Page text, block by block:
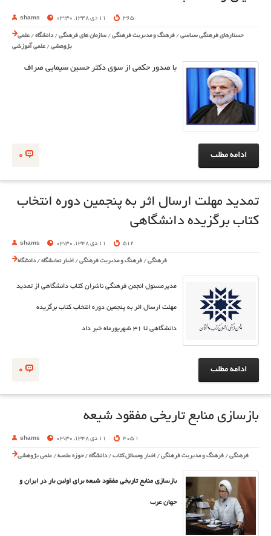
shams 11 دی 1348, 03:30 365
جستارهای فرهنگی سیاسی / فرهنگ و مدیریت فرهنگی / سازمان های فرهنگی /دانشگاه / علمی
پژوهشی / علمی آموزشی
با صدور حکمی از سوی دکتر حسین سیمایی صراف
0 ادامه مطلب
تمدید مهلت ارسال اثر به پنجمین دوره انتخاب
کتاب برگزیده دانشگاهی
shams 11 دی 1348, 03:30 512
فرهنگی / فرهنگ و مدیریت فرهنگی / اخبار نمایشگاه /دانشگاه
مدیرمسئول انجمن فرهنگی ناشران کتاب دانشگاهی از تمدید
مهلت ارسال اثر به پنجمین دوره انتخاب کتاب برگزیده
دانشگاهی تا ۳۱ شهریورماه خبر داد
0 ادامه مطلب
بازسازی منابع تاریخی مفقود شیعه
shams 11 دی 1348, 03:30 1 405
فرهنگی / فرهنگ و مدیریت فرهنگی / اخبار ومسائل کتاب /دانشگاه /حوزه علمیه / علمی پژوهشی
بازسازی منابع تاریخی مفقود شیعه برای اولین بار در ایران و
جهان عرب